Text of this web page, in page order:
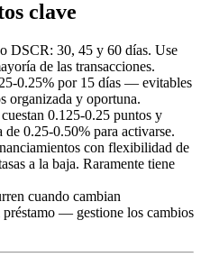
clave
DSCR: 30, 45 y 60 días. Use
de las transacciones.
0.25% por 15 días — evitables
organizada y oportuna.
0.125-0.25 puntos y
de 0.25-0.50% para activarse.
con flexibilidad de
a la baja. Raramente tiene
cuando cambian
préstamo — gestione los cambios